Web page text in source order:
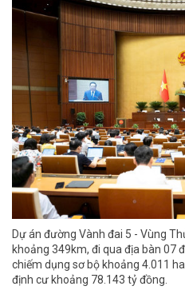
Dự án đường Vành đai 5 - Vùng
khoảng 349km, đi qua địa bàn 07
chiếm dụng sơ bộ khoảng 4.011
định cư khoảng 78.143 tỷ đồng.